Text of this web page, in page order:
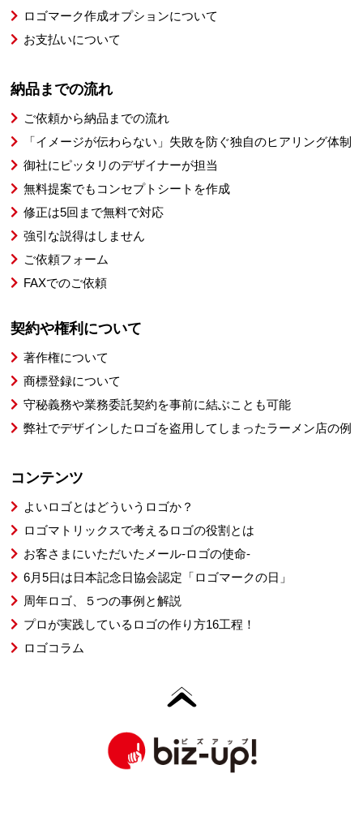
ロゴマーク作成オプションについて
お支払いについて
納品までの流れ
ご依頼から納品までの流れ
「イメージが伝わらない」失敗を防ぐ独自のヒアリング体制
御社にピッタリのデザイナーが担当
無料提案でもコンセプトシートを作成
修正は5回まで無料で対応
強引な説得はしません
ご依頼フォーム
FAXでのご依頼
契約や権利について
著作権について
商標登録について
守秘義務や業務委託契約を事前に結ぶことも可能
弊社でデザインしたロゴを盗用してしまったラーメン店の例
コンテンツ
よいロゴとはどういうロゴか？
ロゴマトリックスで考えるロゴの役割とは
お客さまにいただいたメール-ロゴの使命-
6月5日は日本記念日協会認定「ロゴマークの日」
周年ロゴ、５つの事例と解説
プロが実践しているロゴの作り方16工程！
ロゴコラム